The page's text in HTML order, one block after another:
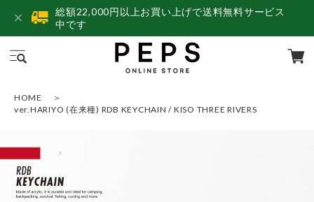
総額22,000円以上お買い上げで送料無料サービス
中です
HOME
ver.HARIYO (在来種) RDB KEYCHAIN / KISO THREE RIVERS